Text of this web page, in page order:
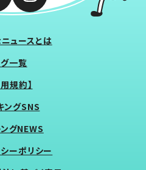
ュースとは
一覧
用規約】
ングSNS
グNEWS
ーポリシー